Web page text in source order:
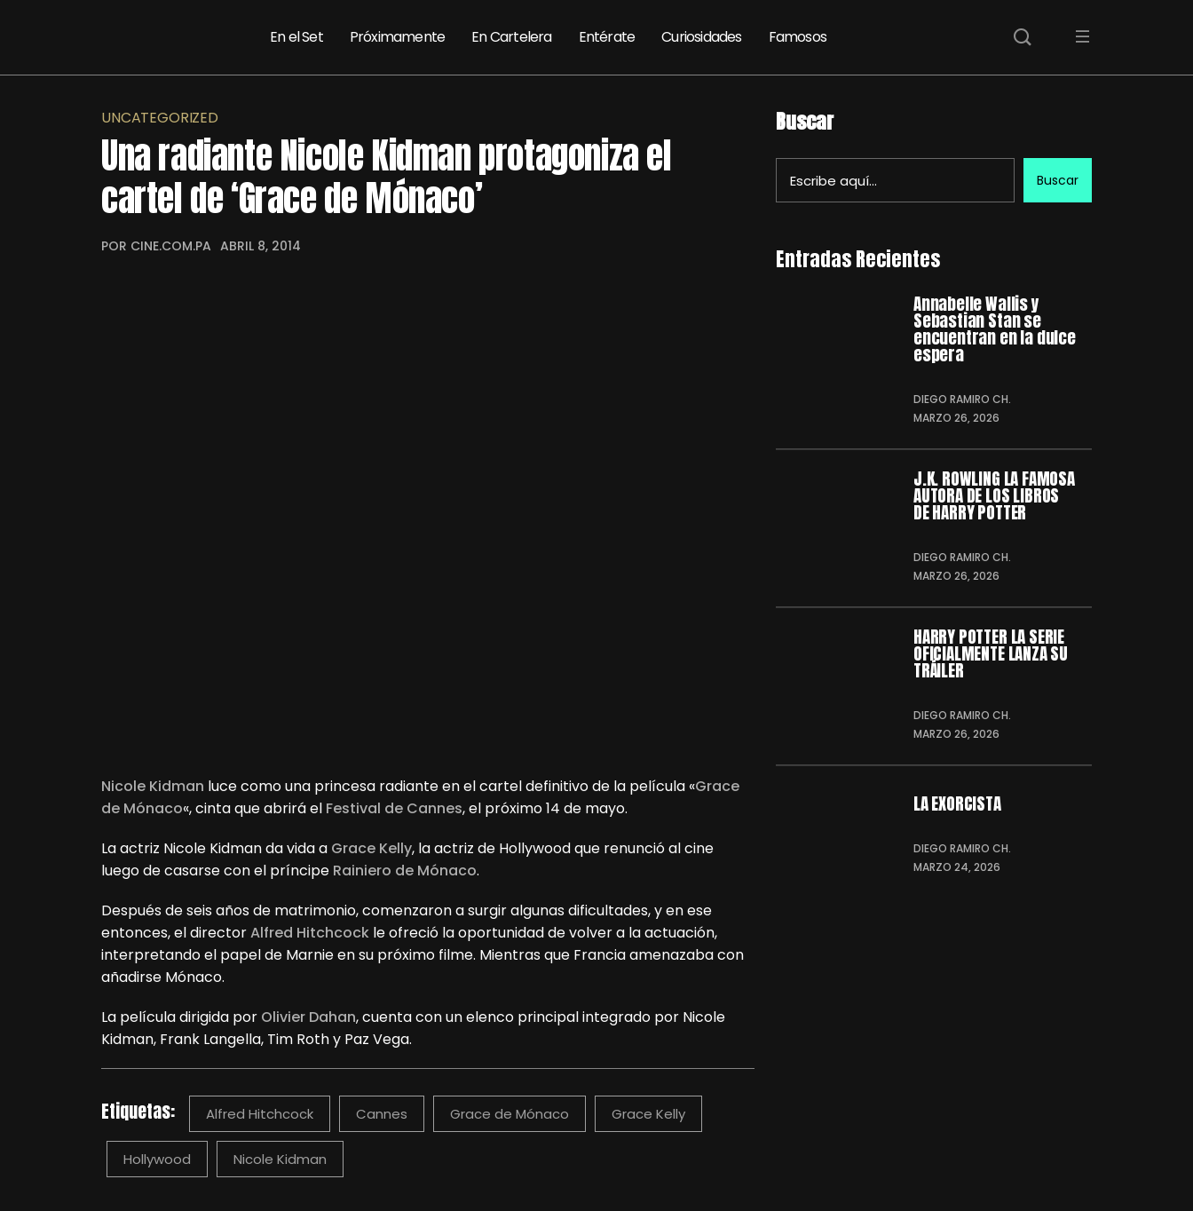
En el Set Próximamente En Cartelera Entérate Curiosidades Famosos
UNCATEGORIZED
Una radiante Nicole Kidman protagoniza el
cartel de ‘Grace de Mónaco’
POR CINE.COM.PA ABRIL 8, 2014
Nicole Kidman luce como una princesa radiante en el cartel definitivo de la película «Grace
de Mónaco«, cinta que abrirá el Festival de Cannes, el próximo 14 de mayo.
La actriz Nicole Kidman da vida a Grace Kelly, la actriz de Hollywood que renunció al cine
luego de casarse con el príncipe Rainiero de Mónaco.
Después de seis años de matrimonio, comenzaron a surgir algunas dificultades, y en ese
entonces, el directorAlfred Hitchcock le ofreció la oportunidad de volver a la actuación,
interpretando el papel de Marnie en su próximo filme. Mientras que Francia amenazaba con
añadirse Mónaco.
La película dirigida por Olivier Dahan, cuenta con un elenco principal integrado por Nicole
Kidman, Frank Langella, Tim Roth y Paz Vega.
Etiquetas: Alfred Hitchcock Cannes Grace de Mónaco Grace Kelly
Hollywood Nicole Kidman
Buscar
Buscar
Entradas Recientes
Annabelle Wallis y
Sebastian Stan se
encuentran en la dulce
espera
DIEGO RAMIRO CH.
MARZO 26, 2026
J.K. ROWLING LA FAMOSA
AUTORA DE LOS LIBROS
DE HARRY POTTER
DIEGO RAMIRO CH.
MARZO 26, 2026
HARRY POTTER LA SERIE
OFICIALMENTE LANZA SU
TRÁILER
DIEGO RAMIRO CH.
MARZO 26, 2026
LA EXORCISTA
DIEGO RAMIRO CH.
MARZO 24, 2026